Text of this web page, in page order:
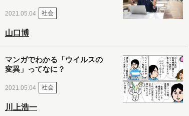
2021.05.04 社会
山口博
マンガでわかる「ウイルスの
変異」ってなに？
2021.05.04 社会
川上浩一